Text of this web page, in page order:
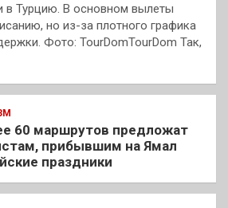
в Турцию. В основном вылеты
но из-за плотного графика
Фото: TourDomTourDom Так,
60 маршрутов предложат
прибывшим на Ямал
праздники